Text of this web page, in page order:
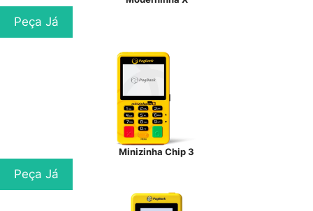
Peça Já
Minizinha Chip 3
Peça Já